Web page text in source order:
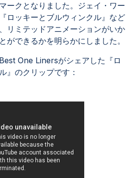
ークとなりました。ジェイ・ワー
ロッキーとブルウィンクル』など
リミテッドアニメーションがいか
ができるかを明らかにしました。
One Linersがシェアした『ロ
』のクリップです：